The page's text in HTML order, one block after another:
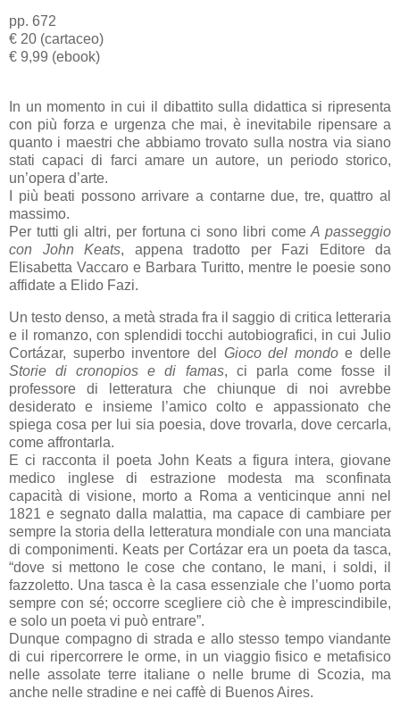
pp. 672
€ 20 (cartaceo)
€ 9,99 (ebook)
In un momento in cui il dibattito sulla didattica si ripresenta
con più forza e urgenza che mai, è inevitabile ripensare a
quanto i maestri che abbiamo trovato sulla nostra via siano
stati capaci di farci amare un autore, un periodo storico,
un’opera d’arte.
I più beati possono arrivare a contarne due, tre, quattro al
massimo.
Per tutti gli altri, per fortuna ci sono libri comeA passeggio
con John Keats, appena tradotto per Fazi Editore da
Elisabetta Vaccaro e Barbara Turitto, mentre le poesie sono
affidate a Elido Fazi.
Un testo denso, a metà strada fra il saggio di critica letteraria
e il romanzo, con splendidi tocchi autobiografici, in cui Julio
Cortázar, superbo inventore del Gioco del mondoe delle
Storie di cronopios e di famas, ci parla come fosse il
professore di letteratura che chiunque di noi avrebbe
desiderato e insieme l’amico colto e appassionato che
spiega cosa per lui sia poesia, dove trovarla, dove cercarla,
come affrontarla.
E ci racconta il poeta John Keats a figura intera, giovane
medico inglese di estrazione modesta ma sconfinata
capacità di visione, morto a Roma a venticinque anni nel
1821 e segnato dalla malattia, ma capace di cambiare per
sempre la storia della letteratura mondiale con una manciata
di componimenti. Keats per Cortázar era un poeta da tasca,
“dove si mettono le cose che contano, le mani, i soldi, il
fazzoletto. Una tasca è la casa essenziale che l’uomo porta
sempre con sé; occorre scegliere ciò che è imprescindibile,
e solo un poeta vi può entrare”.
Dunque compagno di strada e allo stesso tempo viandante
di cui ripercorrere le orme, in un viaggio fisico e metafisico
nelle assolate terre italiane o nelle brume di Scozia, ma
anche nelle stradine e nei caffè di Buenos Aires.